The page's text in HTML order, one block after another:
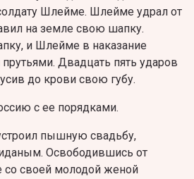
Шлейме. Шлейме удрал от
на земле свою шапку.
и Шлейме в наказание
Двадцать пять ударов
до крови свою губу.
с ее порядками.
пышную свадьбу,
Освободившись от
своей молодой женой